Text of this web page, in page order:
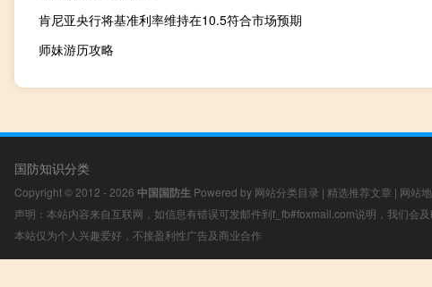
肯尼亚央行将基准利率维持在10.5符合市场预期
师妹游历攻略
国防知识分类
Copyright © 2012 - 2026 中国国防生 Powered by 网站分类目录 | 精选推荐文章 | 网站
声明：本站内容来自互联网，如信息有错误可发邮件到f_fb#foxmail.com说明，我们会
本站仅为个人兴趣爱好，不接盈利性广告及商业合作